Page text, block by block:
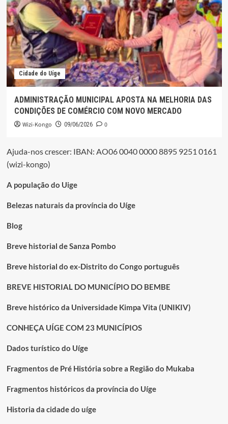
Cidade do Uíge
ADMINISTRAÇÃO MUNICIPAL APOSTA NA MELHORIA DAS
CONDIÇÕES DE COMÉRCIO COM NOVO MERCADO
Wizi-Kongo 09/06/2026 0
Ajuda-nos crescer: IBAN: AO06 0040 0000 8895 9251 0161
(wizi-kongo)
A população do Uige
Belezas naturais da província do Uíge
Blog
Breve historial de Sanza Pombo
Breve historial do ex-Distrito do Congo português
BREVE HISTORIAL DO MUNICÍPIO DO BEMBE
Breve histórico da Universidade Kimpa Vita (UNIKIV)
CONHEÇA UÍGE COM 23 MUNICÍPIOS
Dados turístico do Uíge
Fragmentos de Pré História sobre a Região do Mukaba
Fragmentos históricos da província do Uíge
Historia da cidade do uíge